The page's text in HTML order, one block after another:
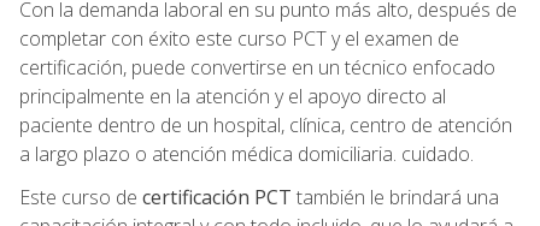
Con la demanda laboral en su punto más alto, después de
completar con éxito este curso PCT y el examen de
certificación, puede convertirse en un técnico enfocado
principalmente en la atención y el apoyo directo al
paciente dentro de un hospital, clínica, centro de atención
a largo plazo o atención médica domiciliaria. cuidado.
Este curso de certificación PCT también le brindará una